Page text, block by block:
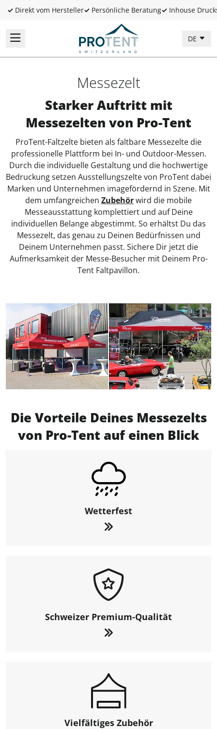
✓ Direkt vom Hersteller✓ Persönliche Beratung✓ Inhouse
DE
Messezelt
Starker Auftritt mit
Messezelten von Pro-Tent
ProTent-Faltzelte bieten als faltbare Messezelte die
professionelle Plattform bei In- und Outdoor-Messen.
Durch die individuelle Gestaltung und die hochwertige
Bedruckung setzen Ausstellungszelte von ProTent dabei
Marken und Unternehmen imagefördernd in Szene. Mit
dem umfangreichen Zubehörwird die mobile
Messeausstattung komplettiert und auf Deine
individuellen Belange abgestimmt. So erhältst Du das
Messezelt, das genau zu Deinen Bedürfnissen und
Deinem Unternehmen passt. Sichere Dir jetzt die
Aufmerksamkeit der Messe-Besucher mit Deinem Pro-
Tent Faltpavillon.
Die Vorteile Deines Messezelts
von Pro-Tent auf einen Blick
Wetterfest
Schweizer Premium-Qualität
Vielfältiges Zubehör